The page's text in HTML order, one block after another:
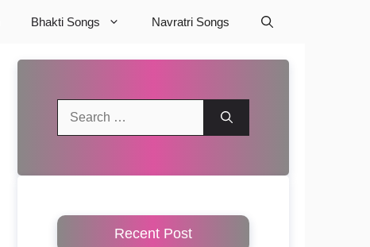
Bhakti Songs Navratri Songs
Recent Post